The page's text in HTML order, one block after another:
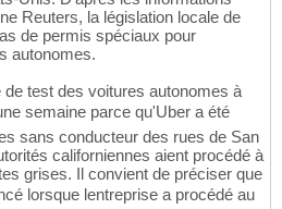
Reuters, la législation locale de
de permis spéciaux pour
autonomes.
test des voitures autonomes à
semaine parce qu'Uber a été
sans conducteur des rues de San
californiennes aient procédé à
grises. Il convient de préciser que
lorsque lentreprise a procédé au